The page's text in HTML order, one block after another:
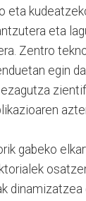
eta
eta
Zentro
egin
gabeko